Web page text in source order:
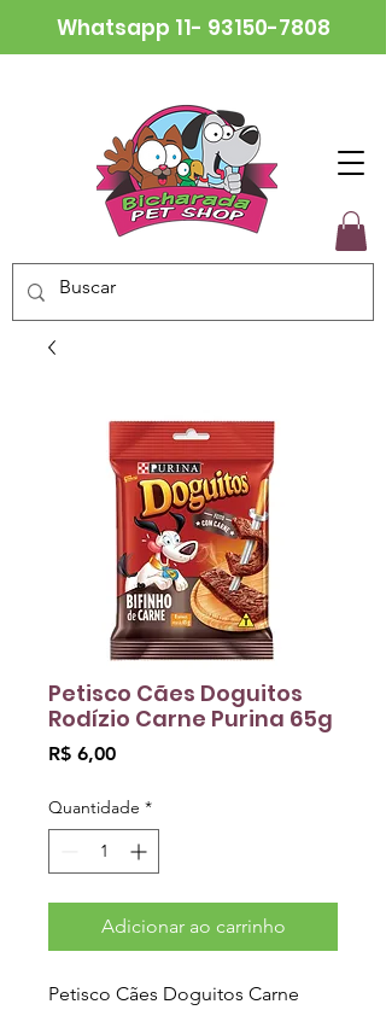
Whatsapp 11- 93150-7808
Petisco Cães Doguitos
Rodízio Carne Purina 65g
R$ 6,00Preço
Quantidade *
Adicionar ao carrinho
Petisco Cães Doguitos Carne